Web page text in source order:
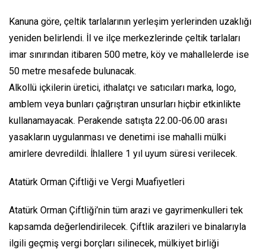
Kanuna göre, çeltik tarlalarının yerleşim yerlerinden uzaklığı
yeniden belirlendi. İl ve ilçe merkezlerinde çeltik tarlaları
imar sınırından itibaren 500 metre, köy ve mahallelerde ise
50 metre mesafede bulunacak.
Alkollü içkilerin üretici, ithalatçı ve satıcıları marka, logo,
amblem veya bunları çağrıştıran unsurları hiçbir etkinlikte
kullanamayacak. Perakende satışta 22.00-06.00 arası
yasakların uygulanması ve denetimi ise mahalli mülki
amirlere devredildi. İhlallere 1 yıl uyum süresi verilecek.
Atatürk Orman Çiftliği ve Vergi Muafiyetleri
Atatürk Orman Çiftliği’nin tüm arazi ve gayrimenkulleri tek
kapsamda değerlendirilecek. Çiftlik arazileri ve binalarıyla
ilgili geçmiş vergi borçları silinecek, mülkiyet birliği